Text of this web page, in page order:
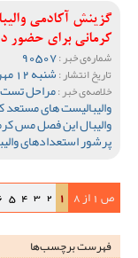
گزینش آکادمی
کرمانی برای حضور
شماره‌ی خبر :
تاریخ انتشار :شنبه 12 مهر ماه 1404 ساعت 11:25
خلاصه‌ی خبر :مراحل تست
والیبالیست های مستعد
والیبال این فصل مس
پرشور استعدادهای
ص 1 از 8 1
2
3
4
5
فهرست برچسب‌ها